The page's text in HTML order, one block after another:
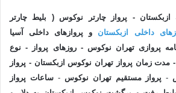
- پرواز چارتر نوکوس ( بلیط چارتر
داخلی ازبکستان و پروازهای داخلی آسیا
پروازی تهران نوکوس - روزهای پرواز - نوع
- مدت زمان پرواز تهران نوکوس ازبکستان - پرواز
- پرواز مستقیم تهران نوکوس- ساعات پرواز